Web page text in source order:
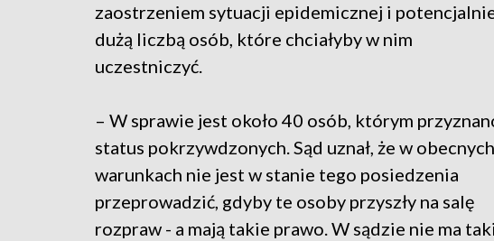
zaostrzeniem sytuacji epidemicznej i
dużą liczbą osób, które chciałyby w nim
uczestniczyć.
– W sprawie jest około 40 osób, którym
status pokrzywdzonych. Sąd uznał, że w obecnych
warunkach nie jest w stanie tego posiedzenia
przeprowadzić, gdyby te osoby przyszły na salę
rozpraw - a mają takie prawo. W sądzie nie ma